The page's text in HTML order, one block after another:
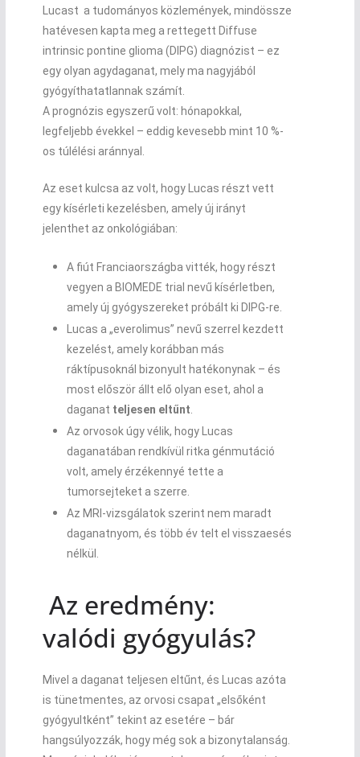
Lucast a tudományos közlemények, mindössze
hatévesen kapta meg a rettegett Diffuse
intrinsic pontine glioma (DIPG) diagnózist – ez
egy olyan agydaganat, mely ma nagyjából
gyógyíthatatlannak számít.
A prognózis egyszerű volt: hónapokkal,
legfeljebb évekkel – eddig kevesebb mint 10 %-
os túlélési aránnyal.
Az eset kulcsa az volt, hogy Lucas részt vett
egy kísérleti kezelésben, amely új irányt
jelenthet az onkológiában:
A fiút Franciaországba vitték, hogy részt
vegyen a BIOMEDE trial nevű kísérletben,
amely új gyógyszereket próbált ki DIPG-re.
Lucas a „everolimus” nevű szerrel kezdett
kezelést, amely korábban más
ráktípusoknál bizonyult hatékonynak – és
most először állt elő olyan eset, ahol a
daganat teljesen eltűnt
Az orvosok úgy vélik, hogy Lucas
daganatában rendkívül ritka génmutáció
volt, amely érzékennyé tette a
tumorsejteket a szerre.
Az MRI-vizsgálatok szerint nem maradt
daganatnyom, és több év telt el visszaesés
nélkül.
Az eredmény:
valódi gyógyulás?
Mivel a daganat teljesen eltűnt, és Lucas azóta
is tünetmentes, az orvosi csapat „elsőként
gyógyultként” tekint az esetére – bár
hangsúlyozzák, hogy még sok a bizonytalanság.